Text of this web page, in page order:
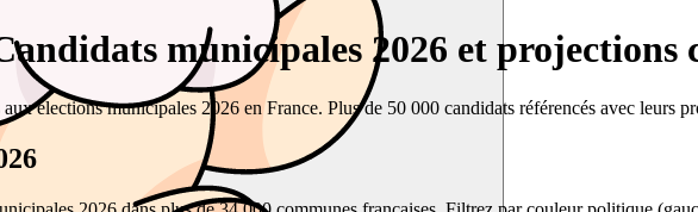
municipales 2026 et projections
élections municipales 2026 en France. Plus de 50 000 candidats référencés avec leurs